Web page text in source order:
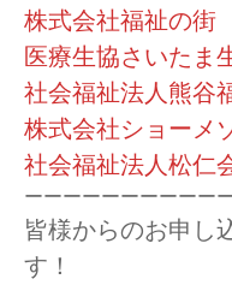
株式会社福祉の街
医療生協さいたま
社会福祉法人熊谷
株式会社ショーメ
社会福祉法人松仁
ーーーーーーーーーー
皆様からのお申し
す！